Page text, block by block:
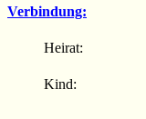
Verbindung:
Heirat:
Kind: